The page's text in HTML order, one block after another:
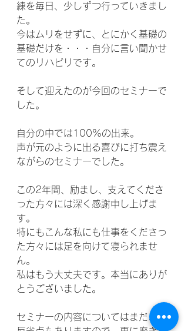
練を毎日、少しずつ行っていきまし
た。
今はムリをせずに、とにかく基礎の
基礎だけを・・・自分に言い聞かせ
てのリハビリです。
そして迎えたのが今回のセミナーで
した。
自分の中では100%の出来。
声が元のように出る喜びに打ち震え
ながらのセミナーでした。
この2年間、励まし、支えてくださ
った方々には深く感謝申し上げま
す。
特にもこんな私にも仕事をくださっ
た方々には足を向けて寝られませ
ん。
私はもう大丈夫です。本当にありが
とうございました。
セミナーの内容についてはまだまだ